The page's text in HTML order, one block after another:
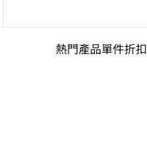
熱門產品單件折扣